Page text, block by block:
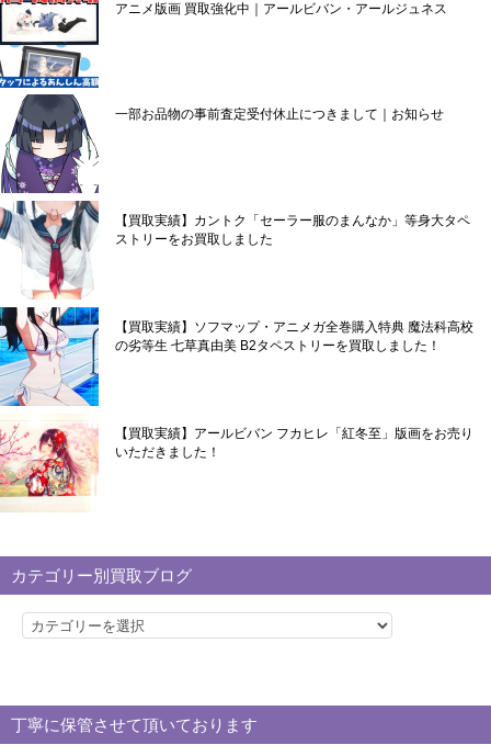
アニメ版画 買取強化中｜アールビバン・アールジュネス
一部お品物の事前査定受付休止につきまして｜お知らせ
【買取実績】カントク「セーラー服のまんなか」等身大タペ
ストリーをお買取しました
【買取実績】ソフマップ・アニメガ全巻購入特典 魔法科高校
の劣等生 七草真由美 B2タペストリーを買取しました！
【買取実績】アールビバン フカヒレ「紅冬至」版画をお売り
いただきました！
カテゴリー別買取ブログ
カ
リ
ー
丁寧に保管させて頂いております